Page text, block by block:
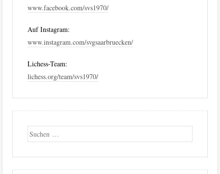
www.facebook.com/svs1970/
Auf Instagram:
www.instagram.com/svgsaarbruecken/
Lichess-Team:
lichess.org/team/svs1970/
Suche